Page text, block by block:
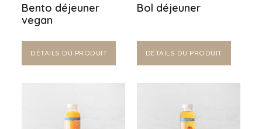
Bento déjeuner
vegan
DÉTAILS DU PRODUIT
Bol déjeuner
DÉTAILS DU PRODUIT